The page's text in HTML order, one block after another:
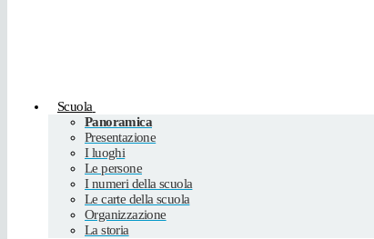
Scuola
Panoramica
Presentazione
I luoghi
Le persone
I numeri della scuola
Le carte della scuola
Organizzazione
La storia